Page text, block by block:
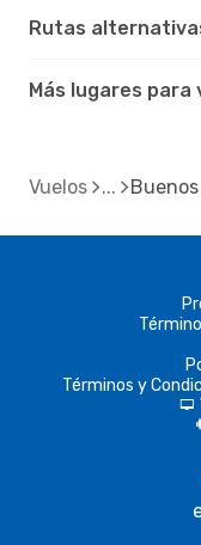
Rutas
Más lugares para
Vuelos
Términos y
d